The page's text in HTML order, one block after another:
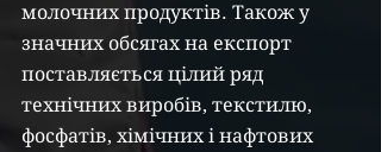
молочних продуктів. Також у
значних обсягах на експорт
поставляється цілий ряд
технічних виробів, текстилю,
фосфатів, хімічних і нафтових